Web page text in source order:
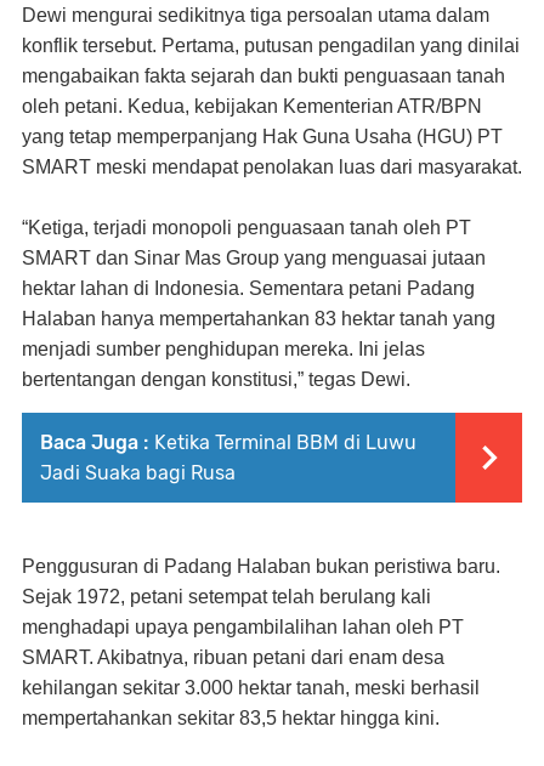
Dewi mengurai sedikitnya tiga persoalan utama dalam
konflik tersebut. Pertama, putusan pengadilan yang dinilai
mengabaikan fakta sejarah dan bukti penguasaan tanah
oleh petani. Kedua, kebijakan Kementerian ATR/BPN
yang tetap memperpanjang Hak Guna Usaha (HGU) PT
SMART meski mendapat penolakan luas dari masyarakat.
“Ketiga, terjadi monopoli penguasaan tanah oleh PT
SMART dan Sinar Mas Group yang menguasai jutaan
hektar lahan di Indonesia. Sementara petani Padang
Halaban hanya mempertahankan 83 hektar tanah yang
menjadi sumber penghidupan mereka. Ini jelas
bertentangan dengan konstitusi,” tegas Dewi.
Baca Juga : Ketika Terminal BBM di Luwu
Jadi Suaka bagi Rusa
Penggusuran di Padang Halaban bukan peristiwa baru.
Sejak 1972, petani setempat telah berulang kali
menghadapi upaya pengambilalihan lahan oleh PT
SMART. Akibatnya, ribuan petani dari enam desa
kehilangan sekitar 3.000 hektar tanah, meski berhasil
mempertahankan sekitar 83,5 hektar hingga kini.